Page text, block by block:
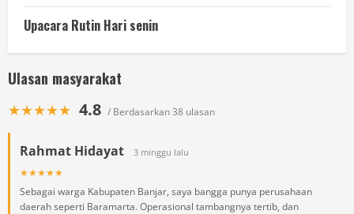
Upacara Rutin Hari senin
Ulasan masyarakat
★★★★★ 4.8 / Berdasarkan 38 ulasan
Rahmat Hidayat 3 minggu lalu
★★★★★
Sebagai warga Kabupaten Banjar, saya bangga punya perusahaan
daerah seperti Baramarta. Operasional tambangnya tertib, dan